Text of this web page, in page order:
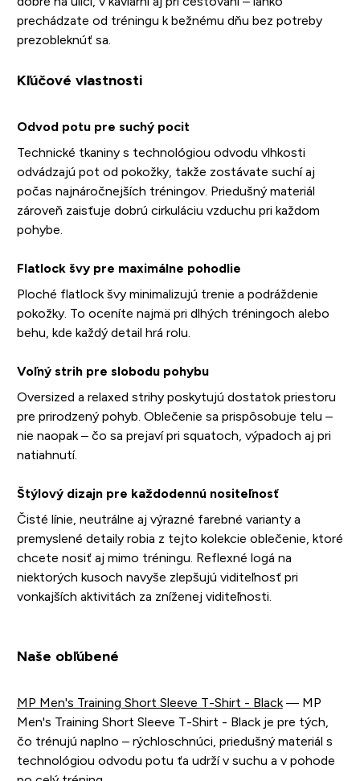
prechádzate od tréningu k bežnému dňu bez potreby
prezobleknúť sa.
Kľúčové vlastnosti
Odvod potu pre suchý pocit
Technické tkaniny s technológiou odvodu vlhkosti
odvádzajú pot od pokožky, takže zostávate suchí aj
počas najnáročnejších tréningov. Priedušný materiál
zároveň zaisťuje dobrú cirkuláciu vzduchu pri každom
pohybe.
Flatlock švy pre maximálne pohodlie
Ploché flatlock švy minimalizujú trenie a podráždenie
pokožky. To oceníte najmä pri dlhých tréningoch alebo
behu, kde každý detail hrá rolu.
Voľný strih pre slobodu pohybu
Oversized a relaxed strihy poskytujú dostatok priestoru
pre prirodzený pohyb. Oblečenie sa prispôsobuje telu –
nie naopak – čo sa prejaví pri squatoch, výpadoch aj pri
natiahnutí.
Štýlový dizajn pre každodennú nositeľnosť
Čisté línie, neutrálne aj výrazné farebné varianty a
premyslené detaily robia z tejto kolekcie oblečenie, ktoré
chcete nosiť aj mimo tréningu. Reflexné logá na
niektorých kusoch navyše zlepšujú viditeľnosť pri
vonkajších aktivitách za zníženej viditeľnosti.
Naše obľúbené
MP Men's Training Short Sleeve T-Shirt - Black— MP
Men's Training Short Sleeve T-Shirt - Black je pre tých,
čo trénujú naplno – rýchloschnúci, priedušný materiál s
technológiou odvodu potu ťa udrží v suchu a v pohode